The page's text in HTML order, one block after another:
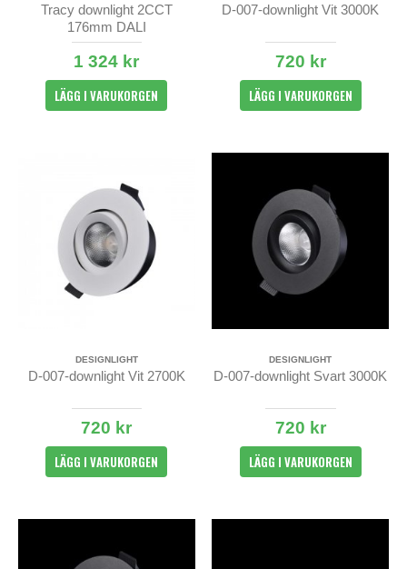
Tracy downlight 2CCT
176mm DALI
1 324 kr
LÄGG I VARUKORGEN
D-007-downlight Vit 3000K
720 kr
LÄGG I VARUKORGEN
DESIGNLIGHT
D-007-downlight Vit 2700K
720 kr
LÄGG I VARUKORGEN
DESIGNLIGHT
D-007-downlight Svart 3000K
720 kr
LÄGG I VARUKORGEN